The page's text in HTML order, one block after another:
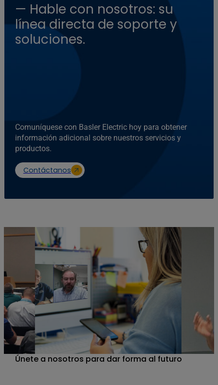
— Hable con nosotros: su
línea directa de soporte y
soluciones.
Comuníquese con Basler Electric hoy para obtener
información adicional sobre nuestros servicios y
productos.
Contáctanos
Únete a nosotros para dar forma al futuro